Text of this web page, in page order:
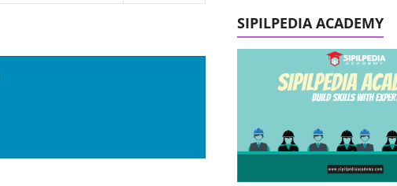
SIPILPEDIA ACADEMY